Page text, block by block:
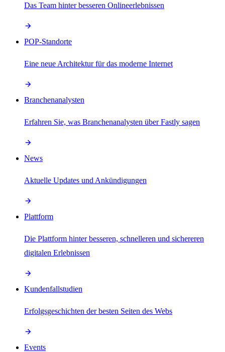
Das Team hinter besseren Onlineerlebnissen
POP-Standorte
Eine neue Architektur für das moderne Internet
Branchenanalysten
Erfahren Sie, was Branchenanalysten über Fastly sagen
News
Aktuelle Updates und Ankündigungen
Plattform
Die Plattform hinter besseren, schnelleren und sichereren
digitalen Erlebnissen
Kundenfallstudien
Erfolgsgeschichten der besten Seiten des Webs
Events